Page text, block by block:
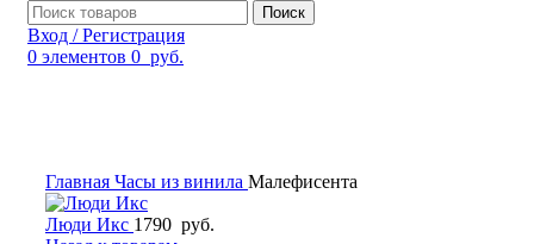
Поиск
Вход / Регистрация
0 элементов 0 руб.
Главная Часы из винила Малефисента
Люди Икс 1790 руб.